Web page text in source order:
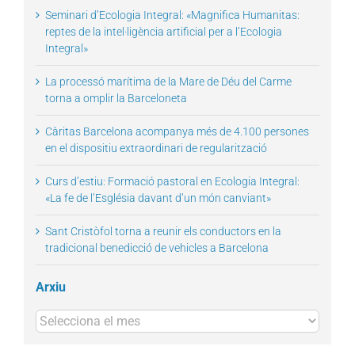
Seminari d’Ecologia Integral: «Magnifica Humanitas:
reptes de la intel·ligència artificial per a l’Ecologia
Integral»
La processó marítima de la Mare de Déu del Carme
torna a omplir la Barceloneta
Càritas Barcelona acompanya més de 4.100 persones
en el dispositiu extraordinari de regularització
Curs d’estiu: Formació pastoral en Ecologia Integral:
«La fe de l’Església davant d’un món canviant»
Sant Cristòfol torna a reunir els conductors en la
tradicional benedicció de vehicles a Barcelona
Arxiu
Arxius